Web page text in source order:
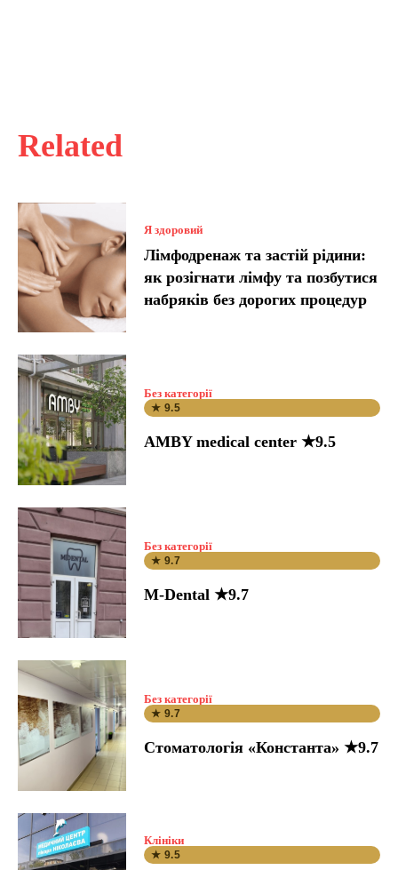
Related
Я здоровий
Лімфодренаж та застій рідини:
як розігнати лімфу та позбутися
набряків без дорогих процедур
Без категорії
★ 9.5
AMBY medical center ★9.5
Без категорії
★ 9.7
M-Dental ★9.7
Без категорії
★ 9.7
Стоматологія «Константа» ★9.7
Клініки
★ 9.5